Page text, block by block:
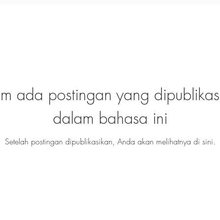
ada postingan yang
dalam bahasa ini
Setelah postingan dipublikasikan, Anda akan melihatnya di sini.